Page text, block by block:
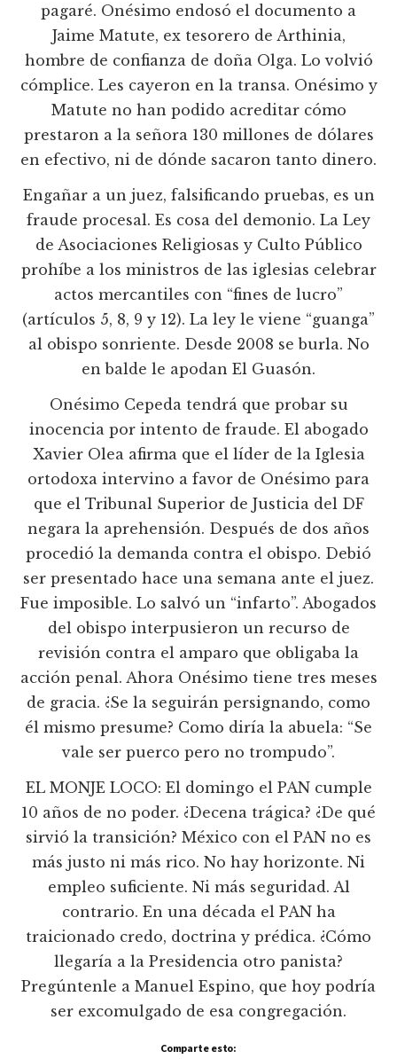
pagaré. Onésimo endosó el documento a
Jaime Matute, ex tesorero de Arthinia,
hombre de confianza de doña Olga. Lo volvió
cómplice. Les cayeron en la transa. Onésimo y
Matute no han podido acreditar cómo
prestaron a la señora 130 millones de dólares
en efectivo, ni de dónde sacaron tanto dinero.
Engañar a un juez, falsificando pruebas, es un
fraude procesal. Es cosa del demonio. La Ley
de Asociaciones Religiosas y Culto Público
prohíbe a los ministros de las iglesias celebrar
actos mercantiles con “fines de lucro”
(artículos 5, 8, 9 y 12). La ley le viene “guanga”
al obispo sonriente. Desde 2008 se burla. No
en balde le apodan El Guasón.
Onésimo Cepeda tendrá que probar su
inocencia por intento de fraude. El abogado
Xavier Olea afirma que el líder de la Iglesia
ortodoxa intervino a favor de Onésimo para
que el Tribunal Superior de Justicia del DF
negara la aprehensión. Después de dos años
procedió la demanda contra el obispo. Debió
ser presentado hace una semana ante el juez.
Fue imposible. Lo salvó un “infarto”. Abogados
del obispo interpusieron un recurso de
revisión contra el amparo que obligaba la
acción penal. Ahora Onésimo tiene tres meses
de gracia. ¿Se la seguirán persignando, como
él mismo presume? Como diría la abuela: “Se
vale ser puerco pero no trompudo”.
EL MONJE LOCO: El domingo el PAN cumple
10 años de no poder. ¿Decena trágica? ¿De qué
sirvió la transición? México con el PAN no es
más justo ni más rico. No hay horizonte. Ni
empleo suficiente. Ni más seguridad. Al
contrario. En una década el PAN ha
traicionado credo, doctrina y prédica. ¿Cómo
llegaría a la Presidencia otro panista?
Pregúntenle a Manuel Espino, que hoy podría
ser excomulgado de esa congregación.
Comparte esto: